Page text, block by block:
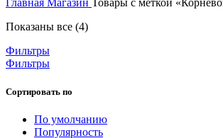
Главная Магазин Товары с меткой
Показаны все (4)
Фильтры
Фильтры
Сортировать по
По умолчанию
Популярность